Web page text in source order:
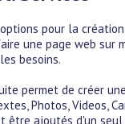
pour la
une page web sur
besoins.
permet de créer
Photos, Videos,
être ajoutés d'un